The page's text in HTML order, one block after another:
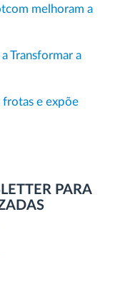
melhoram a
Transformar a
frotas e expõe
PARA